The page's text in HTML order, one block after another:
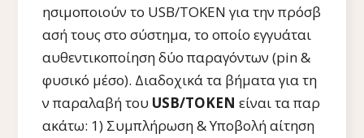
ησιμοποιούν το USB/ΤΟΚΕΝ για την πρόσβ
ασή τους στο σύστημα, το οποίο εγγυάται
αυθεντικοποίηση δύο παραγόντων (pin &
φυσικό μέσο). Διαδοχικά τα βήματα για τη
ν παραλαβή του USB/ΤΟΚΕΝ είναι τα παρ
ακάτω: 1) Συμπλήρωση & Υποβολή αίτηση